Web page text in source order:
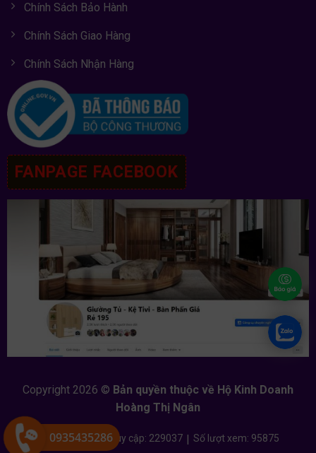
Chính Sách Bảo Hành
Chính Sách Giao Hàng
Chính Sách Nhận Hàng
FANPAGE FACEBOOK
Copyright 2026 © Bản quyền thuộc về Hộ Kinh Doanh
Hoàng Thị Ngân
Đang online: 0 | Tổng truy cập: 229037 | Số lượt xem: 95875
0935435286